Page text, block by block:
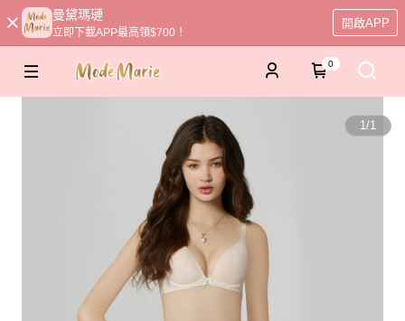
曼黛瑪璉
立即下載APP最高領$700！
開啟APP
0
1/1